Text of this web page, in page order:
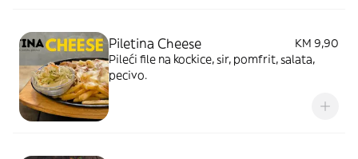
Piletina Cheese
KM 9,90
Pileći file na kockice, sir, pomfrit, salata,
pecivo.